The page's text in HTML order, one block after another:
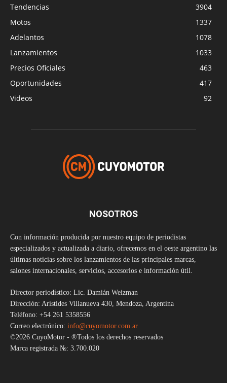
Tendencias
3904
Motos
1337
Adelantos
1078
Lanzamientos
1033
Precios Oficiales
463
Oportunidades
417
Videos
92
NOSOTROS
Con información producida por nuestro equipo de periodistas
especializados y actualizada a diario, ofrecemos en el oeste argentino las
últimas noticias sobre los lanzamientos de las principales marcas,
salones internacionales, servicios, accesorios e información útil.
Director periodístico: Lic. Damián Weizman
Dirección: Arístides Villanueva 430, Mendoza, Argentina
Teléfono: +54 261 5358556
Correo electrónico: info@cuyomotor.com.ar
©2026 CuyoMotor - ®Todos los derechos reservados
Marca registrada №: 3.700.020